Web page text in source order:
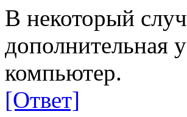
В некоторый
дополнительная
компьютер.
[Ответ]